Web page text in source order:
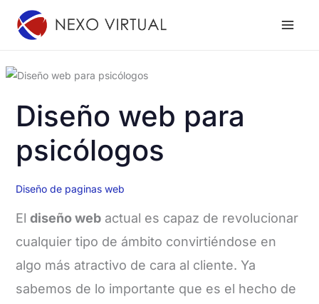
Diseño web para
psicólogos
Diseño de paginas web
El diseño webactual es capaz de revolucionar
cualquier tipo de ámbito convirtiéndose en
algo más atractivo de cara al cliente. Ya
sabemos de lo importante que es el hecho de